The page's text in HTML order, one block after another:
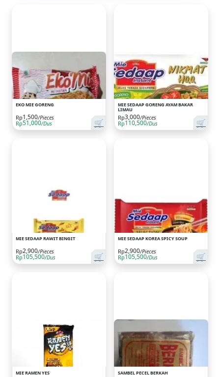
EKO MIE GORENG
Rp1,500/Pieces
Rp51,000/Dus 🛒
MIE SEDAAP GORENG AYAM BAKAR
LIMAU
Rp3,000/Pieces
Rp110,500/Dus 🛒
MIE SEDAAP RAWIT BINGIT
Rp2,900/Pieces
Rp105,500/Dus 🛒
MIE SEDAAP KOREA SPICY SOUP
Rp2,900/Pieces
Rp105,500/Dus 🛒
MIE RAMEN YES SAMBEL PECEL BERKAH